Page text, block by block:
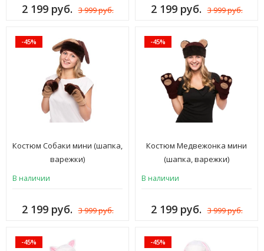
на Новый год, красный,
2 199 руб. 3 999 руб. 2 199 руб. 3 999 руб.
-45%
Костюм Собаки мини (шапка,
варежки)
В наличии
2 199 руб. 3 999 руб.
-45%
Костюм Медвежонка мини
(шапка, варежки)
В наличии
2 199 руб. 3 999 руб.
-45% -45%